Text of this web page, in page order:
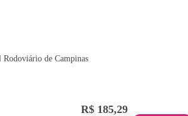
Rodoviário de Campinas
R$ 185,29